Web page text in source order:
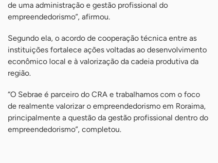
de uma administração e gestão profissional do
empreendedorismo”, afirmou.
Segundo ela, o acordo de cooperação técnica entre as
instituições fortalece ações voltadas ao desenvolvimento
econômico local e à valorização da cadeia produtiva da
região.
“O Sebrae é parceiro do CRA e trabalhamos com o foco
de realmente valorizar o empreendedorismo em Roraima,
principalmente a questão da gestão profissional dentro do
empreendedorismo”, completou.